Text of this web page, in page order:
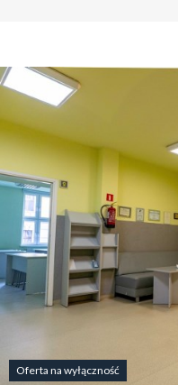
Oferta na wyłączność